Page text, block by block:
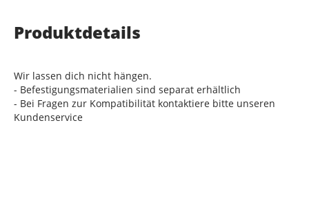
Produktdetails
Wir lassen dich nicht hängen.
- Befestigungsmaterialien sind separat erhältlich
- Bei Fragen zur Kompatibilität kontaktiere bitte unseren
Kundenservice